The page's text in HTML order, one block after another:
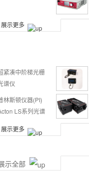
Scontel高效率
超导纳米
展示更多
紧凑中阶梯光栅
谱仪
林斯顿仪器(PI)
LS系列光谱
1064nm单纵模激
器
Cd激光
展示更多
示全部